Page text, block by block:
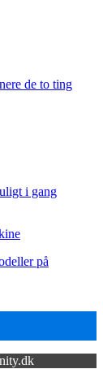
de to ting
i gang
på